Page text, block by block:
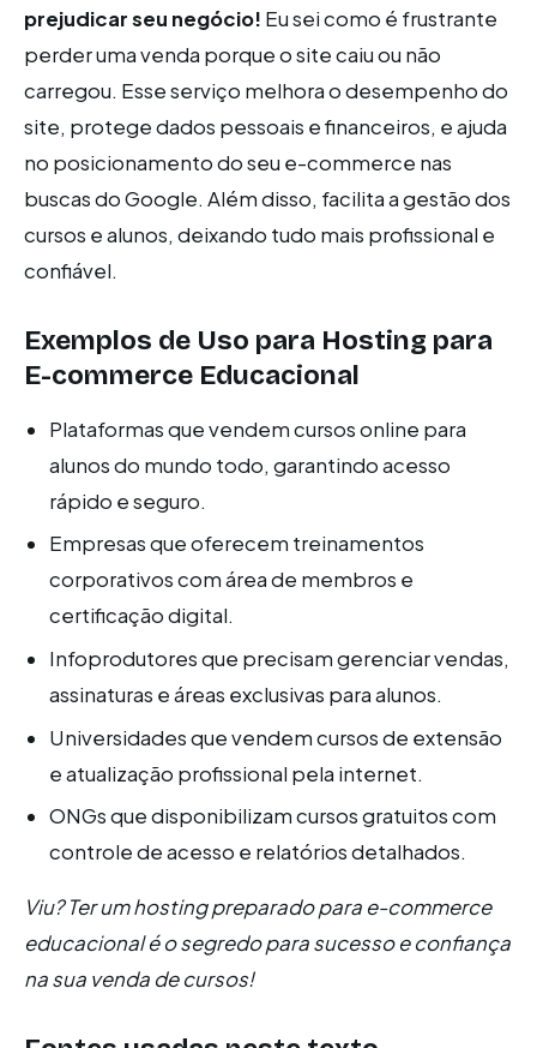
prejudicar seu negócio! Eu sei como é frustrante
perder uma venda porque o site caiu ou não
carregou. Esse serviço melhora o desempenho do
site, protege dados pessoais e financeiros, e ajuda
no posicionamento do seu e-commerce nas
buscas do Google. Além disso, facilita a gestão dos
cursos e alunos, deixando tudo mais profissional e
confiável.
Exemplos de Uso para Hosting para
E-commerce Educacional
Plataformas que vendem cursos online para
alunos do mundo todo, garantindo acesso
rápido e seguro.
Empresas que oferecem treinamentos
corporativos com área de membros e
certificação digital.
Infoprodutores que precisam gerenciar vendas,
assinaturas e áreas exclusivas para alunos.
Universidades que vendem cursos de extensão
e atualização profissional pela internet.
ONGs que disponibilizam cursos gratuitos com
controle de acesso e relatórios detalhados.
Viu? Ter um hosting preparado para e-commerce
educacional é o segredo para sucesso e confiança
na sua venda de cursos!